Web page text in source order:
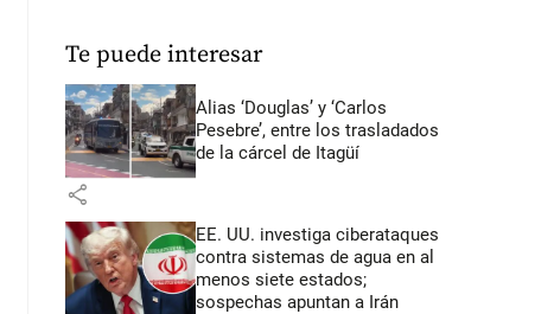
Te puede interesar
Alias ‘Douglas’ y ‘Carlos
Pesebre’, entre los trasladados
de la cárcel de Itagüí
share
EE. UU. investiga ciberataques
contra sistemas de agua en al
menos siete estados;
sospechas apuntan a Irán